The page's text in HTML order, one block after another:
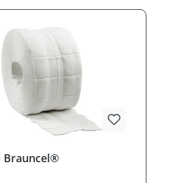
Brauncel®